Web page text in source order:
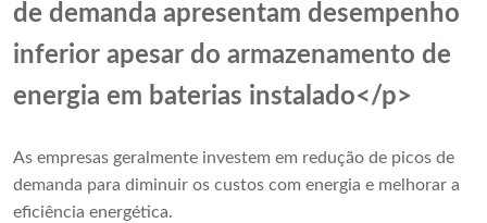
de demanda apresentam desempenho
inferior apesar do armazenamento de
energia em baterias instalado</p>
As empresas geralmente investem em redução de picos de
demanda para diminuir os custos com energia e melhorar a
eficiência energética.